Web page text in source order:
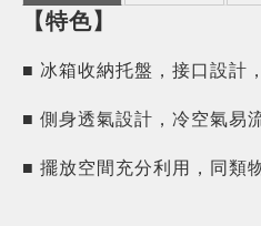
【特色】
■ 冰箱收納托盤，接口設計
■ 側身透氣設計，冷空氣易
■ 擺放空間充分利用，同類